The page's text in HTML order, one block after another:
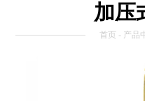
加压
首页 - 产品